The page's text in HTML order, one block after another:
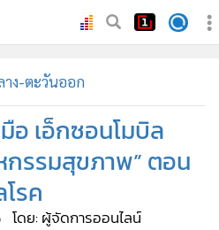
าง-ตะวันออก
อ เอ็กซอนโมบิล
กรรมสุขภาพ” ตอน
รค
โดย: ผู้จัดการออนไลน์